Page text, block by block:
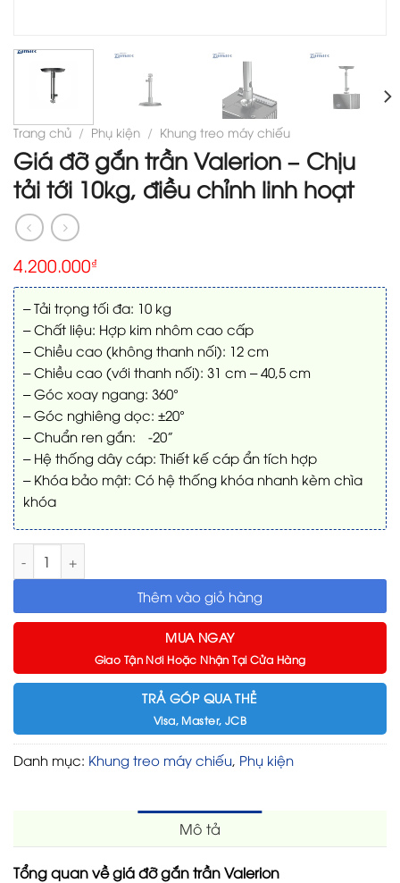
Trang chủ / Phụ kiện / Khung treo máy chiếu
Giá đỡ gắn trần Valerion – Chịu
tải tới 10kg, điều chỉnh linh hoạt
4.200.000₫
– Tải trọng tối đa: 10 kg
– Chất liệu: Hợp kim nhôm cao cấp
– Chiều cao (không thanh nối): 12 cm
– Chiều cao (với thanh nối): 31 cm – 40,5 cm
– Góc xoay ngang: 360°
– Góc nghiêng dọc: ±20°
– Chuẩn ren gắn: ¼-20”
– Hệ thống dây cáp: Thiết kế cáp ẩn tích hợp
– Khóa bảo mật: Có hệ thống khóa nhanh kèm chìa
khóa
Giá đỡ gắn trần Valerion – Chịu tải tới 10kg, điều chỉnh linh
Thêm vào giỏ hàng
MUA NGAY
Giao Tận Nơi Hoặc Nhận Tại Cửa Hàng
TRẢ GÓP QUA THẺ
Visa, Master, JCB
Danh mục: Khung treo máy chiếu Phụ kiện
Mô tả
Tổng quan về giá đỡ gắn trần Valerion